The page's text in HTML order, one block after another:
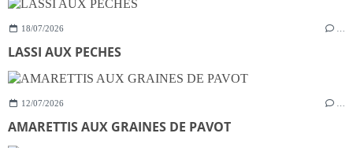
18/07/2026
LASSI AUX PECHES
12/07/2026
AMARETTIS AUX GRAINES DE PAVOT